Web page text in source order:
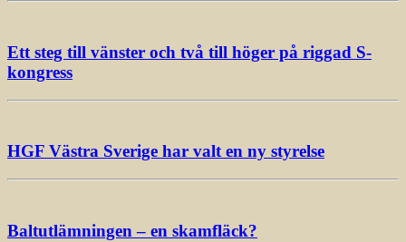
Ett steg till vänster och två till höger på riggad S-
kongress
HGF Västra Sverige har valt en ny styrelse
Baltutlämningen – en skamfläck?